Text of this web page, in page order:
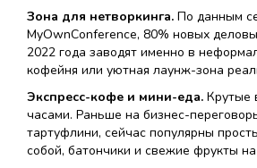
Зона для нетворкинга. По данным
MyOwnConference, 80% новых
2022 года заводят именно в
кофейня или уютная лаунж-зона
Экспресс-кофе и мини-еда. Крутые
часами. Раньше на бизнес-
тартуфлини, сейчас популярны
собой, батончики и свежие фрукты на